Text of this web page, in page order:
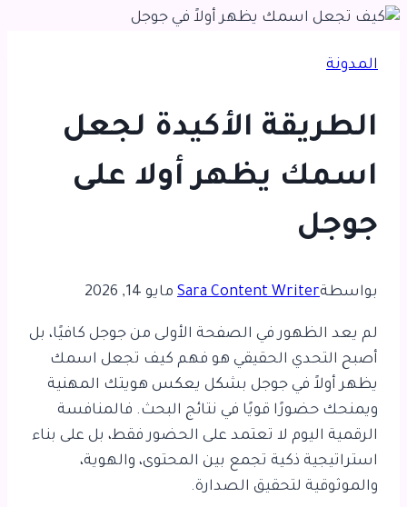
المدونة
الطريقة الأكيدة لجعل
اسمك يظهر أولا على
جوجل
بواسطةSara Content Writer مايو 14, 2026
لم يعد الظهور في الصفحة الأولى من جوجل كافيًا، بل
أصبح التحدي الحقيقي هو فهم كيف تجعل اسمك
يظهر أولاً في جوجل بشكل يعكس هويتك المهنية
ويمنحك حضورًا قويًا في نتائج البحث. فالمنافسة
الرقمية اليوم لا تعتمد على الحضور فقط، بل على بناء
استراتيجية ذكية تجمع بين المحتوى، والهوية،
والموثوقية لتحقيق الصدارة.